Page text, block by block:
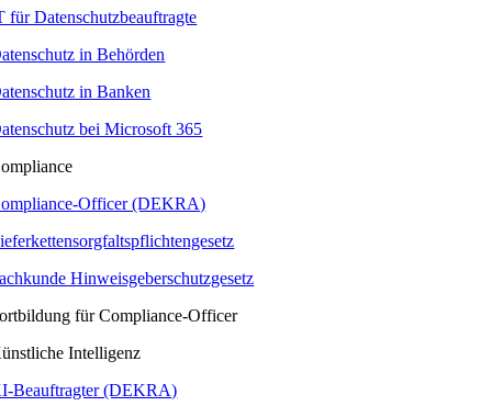
für Datenschutzbeauftragte
in Behörden
in Banken
bei Microsoft 365
Officer (DEKRA)
Hinweisgeberschutzgesetz
für Compliance-Officer
Intelligenz
Beauftragter (DEKRA)